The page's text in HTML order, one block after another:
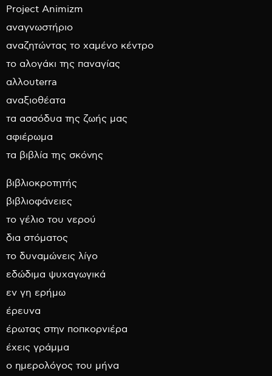
Project Animizm
αναγνωστήριο
αναζητώντας το χαμένο κέντρο
το αλογάκι της παναγίας
αλλουterra
αναξιοθέατα
τα ασσόδυα της ζωής μας
αφιέρωμα
τα βιβλία της σκόνης
βιβλιοκροτητής
βιβλιοφάνειες
το γέλιο του νερού
δια στόματος
το δυναμώνεις λίγο
εδώδιμα ψυχαγωγικά
εν γη ερήμω
έρευνα
έρωτας στην ποπκορνιέρα
έχεις γράμμα
ο ημερολόγος του μήνα